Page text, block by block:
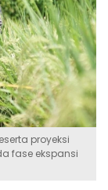
proyeksi
fase ekspansi